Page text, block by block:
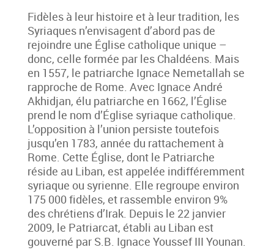
Fidèles à leur histoire et à leur tradition, les
Syriaques n’envisagent d’abord pas de
rejoindre une Église catholique unique –
donc, celle formée par les Chaldéens. Mais
en 1557, le patriarche Ignace Nemetallah se
rapproche de Rome. Avec Ignace André
Akhidjan, élu patriarche en 1662, l’Église
prend le nom d’Église syriaque catholique.
L’opposition à l’union persiste toutefois
jusqu’en 1783, année du rattachement à
Rome. Cette Église, dont le Patriarche
réside au Liban, est appelée indifféremment
syriaque ou syrienne. Elle regroupe environ
175 000 fidèles, et rassemble environ 9%
des chrétiens d’Irak. Depuis le 22 janvier
2009, le Patriarcat, établi au Liban est
gouverné par S.B. Ignace Youssef III Younan.